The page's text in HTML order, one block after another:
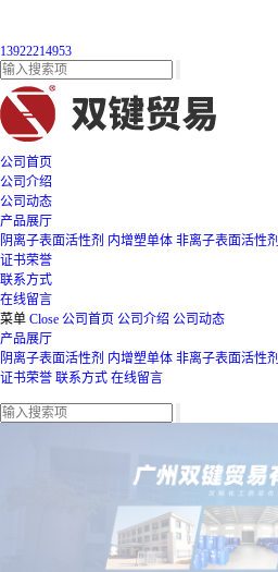
13922214953
公司首页
公司介绍
公司动态
产品展厅
阴离子表面活性剂 内增塑单体 非离子表面活性剂
证书荣誉
联系方式
在线留言
菜单 Close 公司首页 公司介绍 公司动态
产品展厅
阴离子表面活性剂 内增塑单体 非离子表面活性剂
证书荣誉 联系方式 在线留言